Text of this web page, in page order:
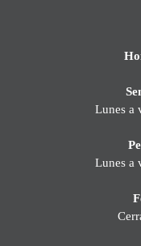
Lunes a
Lunes a